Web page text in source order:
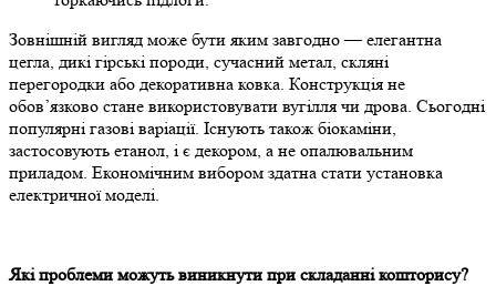
Зовнішній вигляд може бути яким завгодно — елегантна
цегла, дикі гірські породи, сучасний метал, скляні
перегородки або декоративна ковка. Конструкція не
обов’язково стане використовувати вугілля чи дрова. Сьогодні
популярні газові варіації. Існують також біокаміни,
застосовують етанол, і є декором, а не опалювальним
приладом. Економічним вибором здатна стати установка
електричної моделі.
Які проблеми можуть виникнути при складанні кошторису?